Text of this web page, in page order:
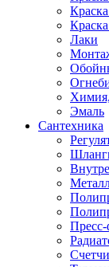
Лаки
Эмаль
Сантехника